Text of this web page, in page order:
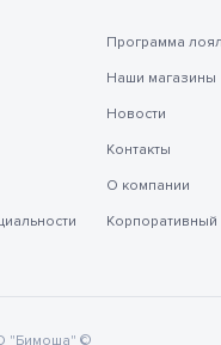
Программа
Наши магазины
Новости
Контакты
О компании
Корпоративный
"Бимоша" ©